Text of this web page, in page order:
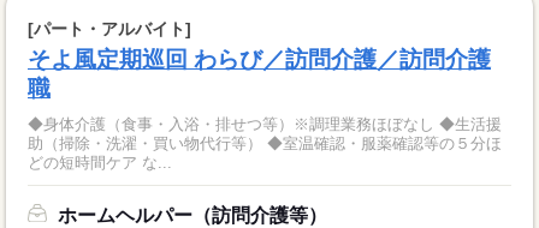
[パート・アルバイト]
そよ風定期巡回 わらび／訪問介護／訪問介護
職
◆身体介護（食事・入浴・排せつ等）※調理業務ほぼなし ◆生活援
助（掃除・洗濯・買い物代行等） ◆室温確認・服薬確認等の５分ほ
どの短時間ケア な...
ホームヘルパー（訪問介護等）